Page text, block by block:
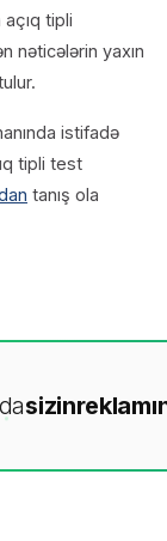
açıq tipli
nəticələrin yaxın
istifadə
tipli test
tanış ola
sizin